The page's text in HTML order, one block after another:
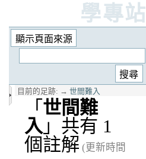
學專站
目前的足跡: → 世間難入
「 世間難
入 」共有 1
個註解 (更新時間